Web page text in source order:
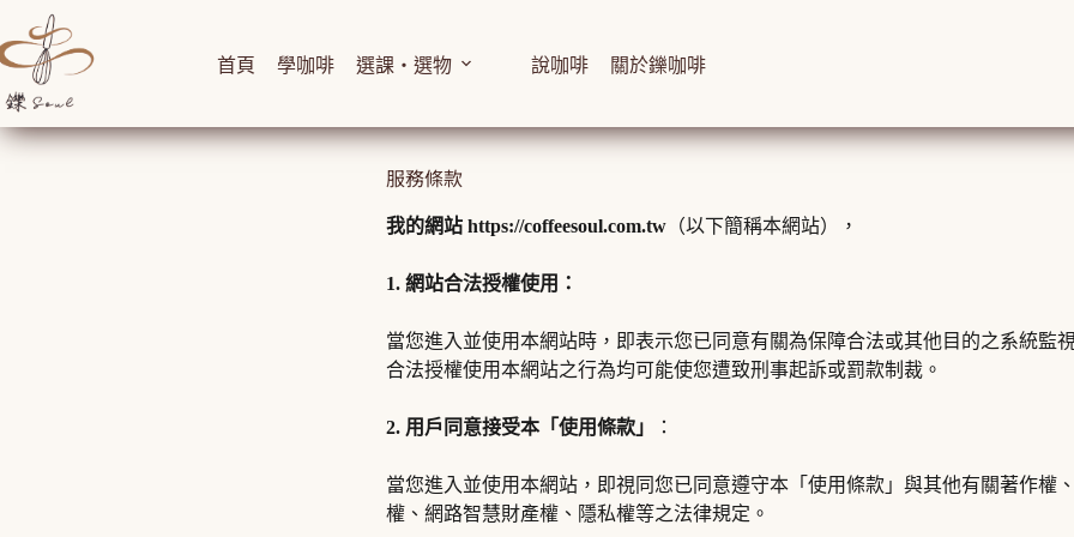
首頁 學咖啡 選課・選物 說咖啡 關於鑠咖啡
服務條款
我的網站 https://coffeesoul.com.tw （以下簡稱本網站），
1. 網站合法授權使用：
當您進入並使用本網站時，即表示您已同意有關為保障合法或其他目的之系統監
合法授權使用本網站之行為均可能使您遭致刑事起訴或罰款制裁。
2. 用戶同意接受本「使用條款」 ：
當您進入並使用本網站，即視同您已同意遵守本「使用條款」與其他有關著作權
權、網路智慧財產權、隱私權等之法律規定。